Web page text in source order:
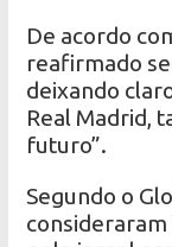
De acordo
reafirmado
deixando
Real Madrid,
futuro”.
Segundo o
consideraram